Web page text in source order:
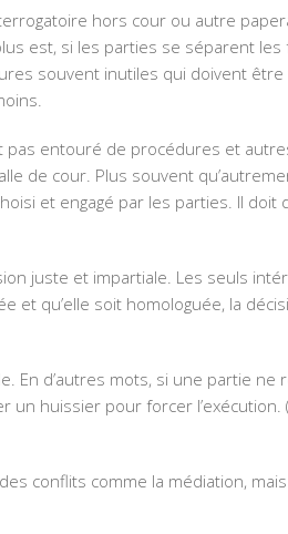
hors cour ou autre
est, si les parties se séparent
souvent inutiles qui doivent
pas entouré de procédures et
de cour. Plus souvent
et engagé par les parties. Il
juste et impartiale. Les seuls
et qu’elle soit homologuée, la
En d’autres mots, si une partie
huissier pour forcer l’exécution.
conflits comme la médiation,